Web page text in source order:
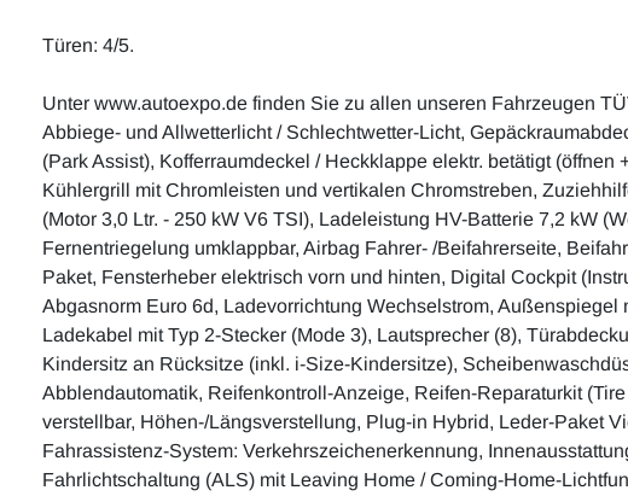
Türen: 4/5.
Unter www.autoexpo.de finden Sie zu allen unseren Fahrzeugen
Abbiege- und Allwetterlicht / Schlechtwetter-Licht,
(Park Assist), Kofferraumdeckel / Heckklappe elektr. betätigt
Kühlergrill mit Chromleisten und vertikalen Chromstreben,
(Motor 3,0 Ltr. - 250 kW V6 TSI), Ladeleistung HV-Batterie 7,2 kW
Fernentriegelung umklappbar, Airbag Fahrer- /Beifahrerseite,
Paket, Fensterheber elektrisch vorn und hinten, Digital Cockpit
Abgasnorm Euro 6d, Ladevorrichtung Wechselstrom,
Ladekabel mit Typ 2-Stecker (Mode 3), Lautsprecher (8),
Kindersitz an Rücksitze (inkl. i-Size-Kindersitze),
Abblendautomatik, Reifenkontroll-Anzeige, Reifen-Reparaturkit
verstellbar, Höhen-/Längsverstellung, Plug-in Hybrid, Leder-Paket
Fahrassistenz-System: Verkehrszeichenerkennung,
Fahrlichtschaltung (ALS) mit Leaving Home / Coming-Home-